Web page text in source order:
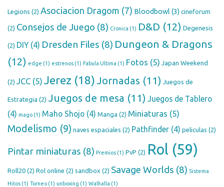
Legions (2) Asociacion Dragom (7) Bloodbowl (3) cineforum
(2) Consejos de Juego (8) Cronica (1) D&D (12) Degenesis
(2) DIY(4) Dresden Files (8) Dungeon & Dragons
(12) edge (1) estrenos (1) Fabula Ultima (1) Fotos (5) Japan Weekend
(2) JCC (5) Jerez (18)Jornadas (11) Juegos de
Estrategia (2) Juegos de mesa (11) Juegos de Tablero
(4) mago (1) Maho Shojo (4) Manga (2) Miniaturas (5)
Modelismo (9) naves espaciales (2) Pathfinder (4) peliculas (2)
Pintar miniaturas (8) Premios (1) PvP (2) Rol (59)
Roll20 (2) Rol online (2) sandbox (2) Savage Worlds (8) Sistema
Hitos (1) Torneo (1) unboxing (1) Walhalla (1)